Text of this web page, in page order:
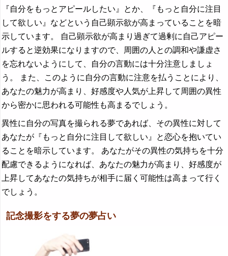
『自分をもっとアピールしたい』とか、『もっと自分に注目
して欲しい』などという自己顕示欲が高まっていることを暗
示しています。 自己顕示欲が高まり過ぎて過剰に自己アピー
ルすると逆効果になりますので、周囲の人との調和や謙虚さ
を忘れないようにして、自分の言動には十分注意しましょ
う。 また、このように自分の言動に注意を払うことにより、
あなたの魅力が高まり、好感度や人気が上昇して周囲の異性
から密かに思われる可能性も高まるでしょう。
異性に自分の写真を撮られる夢であれば、その異性に対して
あなたが『もっと自分に注目して欲しい』と恋心を抱いてい
ることを暗示しています。 あなたがその異性の気持ちを十分
配慮できるようになれば、あなたの魅力が高まり、好感度が
上昇してあなたの気持ちが相手に届く可能性は高まって行く
でしょう。
記念撮影をする夢の夢占い